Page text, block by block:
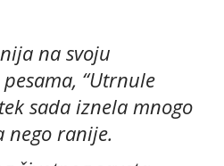
na svoju
“Utrnule
sada iznela mnogo
nego ranije.